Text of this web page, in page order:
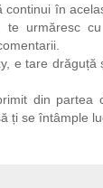
continui în
te urmăresc
e tare drăguță
din partea
ți se întâmple